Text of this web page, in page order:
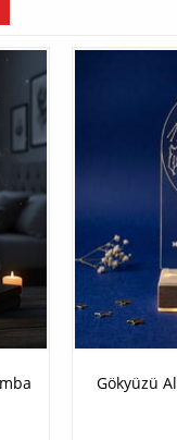
Gökyüzü